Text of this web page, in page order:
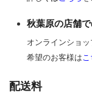
秋葉原の店舗
オンラインショ
希望のお客様は
配送料